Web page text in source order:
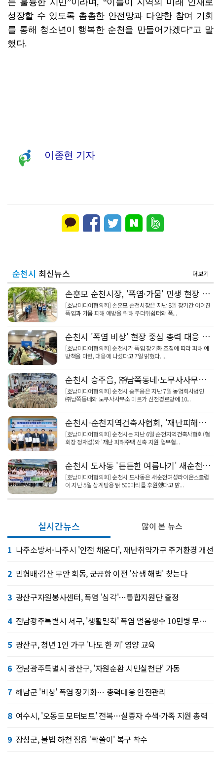
성장할 수 있도록 촘촘한 안전망과 다양한 참여 기회
를 통해 청소년이 행복한 순천을 만들어가겠다”고 말
했다.
이종현 기자
순천시 최신뉴스 더보기
손훈모 순천시장, '폭염·가뭄' 민생 현장 점검
[호남미디어협의회] 손훈모 순천시장은 지난 8일 장기간 이어진
폭염과 가뭄 피해 예방을 위해 무더위쉼터와 폭...
순천시 '폭염 비상' 현장 중심 총력 대응 강화
[호남미디어협의회] 순천시가 폭염 장기화 조짐에 따라 피해 예
방책을 마련, 대응에 나섰다고 7일 밝혔다. ...
순천시 승주읍, ㈜남쪽동네·노무사사무소 미르 신전경로당 '온정 밀키트'
[호남미디어협의회] 순천시 승주읍은 지난 7일 농업회사법인
㈜남쪽동네와 노무사사무소 미르가 신전경로당에 10...
순천시-순천지역건축사협회, '재난피해주택' 신속 지원 맞손
[호남미디어협의회] 순천시는 지난 6일 순천지역건축사협회(협
회장 정재성)와 '재난 피해주택 신축 지원 업무협...
순천시 도사동 '든든한 여름나기' 새순천여성라이온스 보양식 후원
[호남미디어협의회] 순천시 도사동은 새순천여성라이온스클럽
이 지난 5일 삼계탕용 닭 500마리를 후원했다고 밝...
실시간뉴스
1 나주소방서-나주시 '안전 채운다', 재난취약가구 주거환경 개선
2 민형배·김산 무안 회동, 군공항 이전 '상생 해법' 찾는다
3 광산구자원봉사센터, 폭염 '심각'…통합지원단 출정
4 전남광주특별시 서구, '생활밀착' 폭염 얼음생수 10만병 무료 제공
5 광산구, 청년 1인 가구 '나도 한 끼' 영양 교육
6 전남광주특별시 광산구, '자원순환 시민실천단' 가동
7 해남군 '비상' 폭염 장기화… 총력대응 안전관리
8 여수시, '오동도 모터보트' 전복…실종자 수색·가족 지원 총력
9 장성군, 불법 하천 점용 '싹쓸이' 복구 착수
많이 본 뉴스